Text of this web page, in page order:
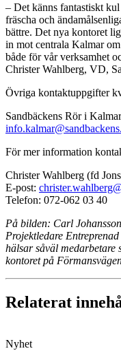
– Det känns fantastiskt
fräscha och
bättre. Det nya kontoret
in mot centrala Kalmar
både för vår verksamhet
Christer Wahlberg, VD,
Övriga kontaktuppgifter
Sandbäckens Rör i
För mer information
Christer Wahlberg (fd
E-post:
Telefon: 072-062 03 40
På bilden: Carl
Projektledare
hälsar såväl medarbetare
kontoret på
Relaterat
Nyhet